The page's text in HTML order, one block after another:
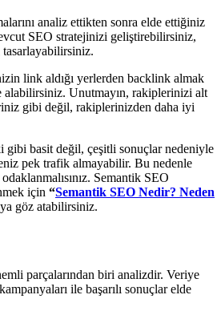
analiz ettikten sonra elde ettiğiniz
SEO stratejinizi geliştirebilirsiniz,
link aldığı yerlerden backlink almak
alabilirsiniz. Unutmayın, rakiplerinizi alt
gibi değil, rakiplerinizden daha iyi
gibi basit değil, çeşitli sonuçlar nedeniyle
pek trafik almayabilir. Bu nedenle
Semantik SEO
için “Semantik SEO Nedir? Neden
göz atabilirsiniz.
parçalarından biri analizdir. Veriye
ile başarılı sonuçlar elde